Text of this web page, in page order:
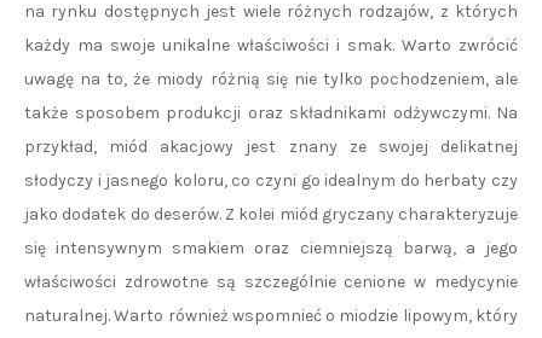
na rynku dostępnych jest wiele różnych rodzajów, z których
każdy ma swoje unikalne właściwości i smak. Warto zwrócić
uwagę na to, że miody różnią się nie tylko pochodzeniem, ale
także sposobem produkcji oraz składnikami odżywczymi. Na
przykład, miód akacjowy jest znany ze swojej delikatnej
słodyczy i jasnego koloru, co czyni go idealnym do herbaty czy
jako dodatek do deserów. Z kolei miód gryczany charakteryzuje
się intensywnym smakiem oraz ciemniejszą barwą, a jego
właściwości zdrowotne są szczególnie cenione w medycynie
naturalnej. Warto również wspomnieć o miodzie lipowym, który